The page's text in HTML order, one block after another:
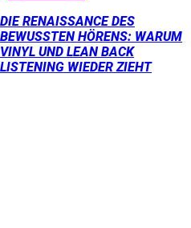
DIE RENAISSANCE DES
BEWUSSTEN HÖRENS: WARUM
VINYL UND LEAN BACK
LISTENING WIEDER ZIEHT